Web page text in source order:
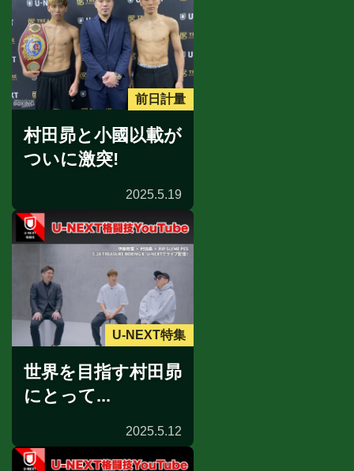
前日計量
村田昴と小國以載が
ついに激突!
2025.5.19
U-NEXT特集
世界を目指す村田昴
にとって...
2025.5.12